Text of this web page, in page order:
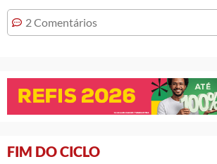
2 Comentários
FIM DO CICLO